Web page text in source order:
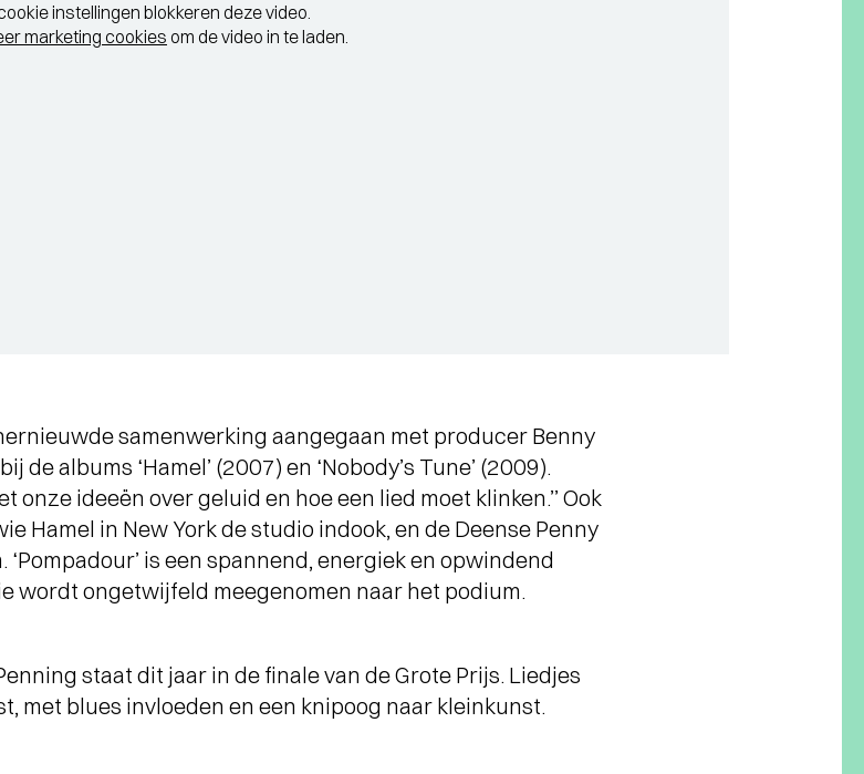
instellingen blokkeren deze video.
marketing cookies om de video in te laden.
samenwerking aangegaan met producer Benny
de albums ‘Hamel’ (2007) en ‘Nobody’s Tune’ (2009).
onze ideeën over geluid en hoe een lied moet klinken.’’ Ook
Hamel in New York de studio indook, en de Deense Penny
is een spannend, energiek en opwindend
wordt ongetwijfeld meegenomen naar het podium.
staat dit jaar in de finale van de Grote Prijs. Liedjes
met blues invloeden en een knipoog naar kleinkunst.